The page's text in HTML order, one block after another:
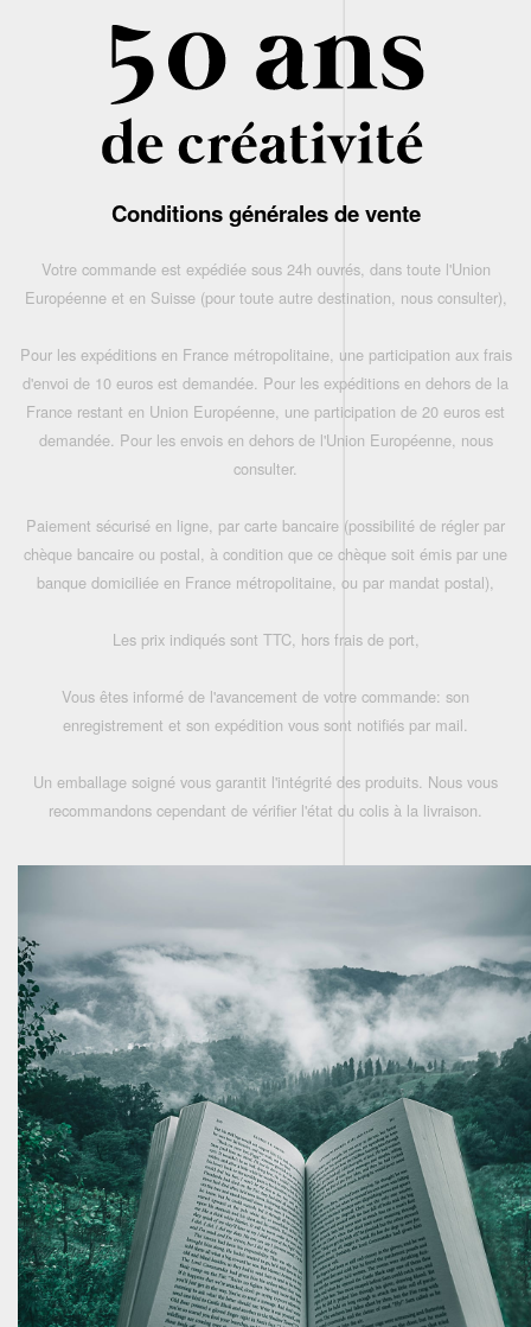
Conditions générales de vente
Votre commande est expédiée sous 24h ouvrés, dans toute l'Union
Européenne et en Suisse (pour toute autre destination, nous consulter),
Pour les expéditions en France métropolitaine, une participation aux frais
d'envoi de 10 euros est demandée. Pour les expéditions en dehors de la
France restant en Union Européenne, une participation de 20 euros est
demandée. Pour les envois en dehors de l'Union Européenne, nous
consulter.
Paiement sécurisé en ligne, par carte bancaire (possibilité de régler par
chèque bancaire ou postal, à condition que ce chèque soit émis par une
banque domiciliée en France métropolitaine, ou par mandat postal),
Les prix indiqués sont TTC, hors frais de port,
Vous êtes informé de l'avancement de votre commande: son
enregistrement et son expédition vous sont notifiés par mail.
Un emballage soigné vous garantit l'intégrité des produits. Nous vous
recommandons cependant de vérifier l'état du colis à la livraison.